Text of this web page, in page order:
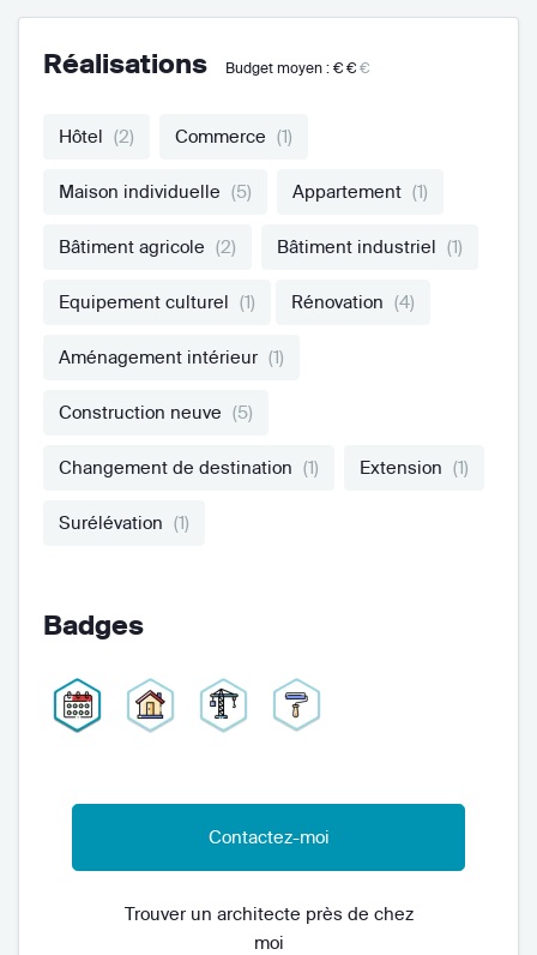
Réalisations Budget moyen : €€€
Hôtel (2) Commerce (1)
Maison individuelle (5) Appartement (1)
Bâtiment agricole (2) Bâtiment industriel (1)
Equipement culturel (1) Rénovation (4)
Aménagement intérieur (1)
Construction neuve (5)
Changement de destination (1) Extension (1)
Surélévation (1)
Badges
Contactez-moi
Trouver un architecte près de chez
moi